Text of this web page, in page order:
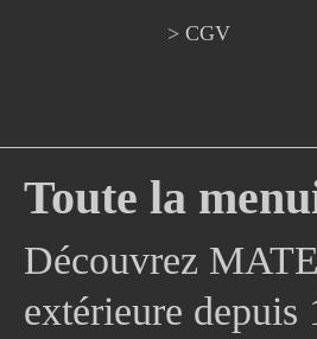
> CGV
Toute la
Découvrez
extérieure